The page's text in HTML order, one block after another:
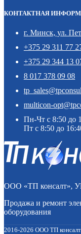
КОНТАКТНАЯ
г. Минск, ул.
+375 29 311 77
+375 29 344 13
8 017 378 09 08
multicon-
Пн-Чт с 8:50 до
Пт с 8:50 до
ООО «ТП консалт»,
Продажа и ремонт
оборудования
2016-2026 ООО ТП консалт